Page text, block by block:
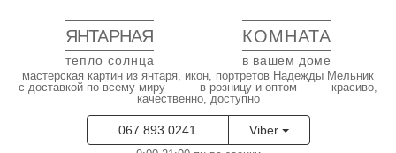
ЯНТАРНАЯ КОМНАТА
тепло солнца в вашем доме
мастерская картин из янтаря, икон, портретов Надежды Мельник
с доставкой по всему миру — в розницу и оптом — красиво,
качественно, доступно
067 893 0241 Viber